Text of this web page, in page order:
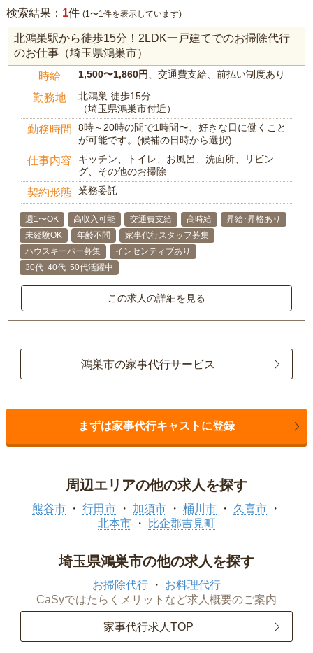
検索結果： 1件 (1〜1件を表示しています)
北鴻巣駅から徒歩15分！2LDK一戸建てでのお掃除代行
のお仕事（埼玉県鴻巣市）
時給 1,500〜1,860円、交通費支給、前払い制度あり
勤務地
北鴻巣 徒歩15分
（埼玉県鴻巣市付近）
勤務時間
8時～20時の間で1時間〜、好きな日に働くこと
が可能です。(候補の日時から選択)
仕事内容
キッチン、トイレ、お風呂、洗面所、リビン
グ、その他のお掃除
契約形態 業務委託
週1〜OK 高収入可能 交通費支給 高時給
昇給･昇格あり
未経験OK
年齢不問
家事代行スタッフ募集
ハウスキーパー募集
インセンティブあり
30代･40代･50代活躍中
この求人の詳細を見る
鴻巣市の家事代行サービス
まずは家事代行キャストに登録
周辺エリアの他の求人を探す
熊谷市 行田市 加須市 桶川市
久喜市
北本市
比企郡吉見町
埼玉県鴻巣市の他の求人を探す
お掃除代行
お料理代行
CaSyではたらくメリットなど求人概要のご案内
家事代行求人TOP